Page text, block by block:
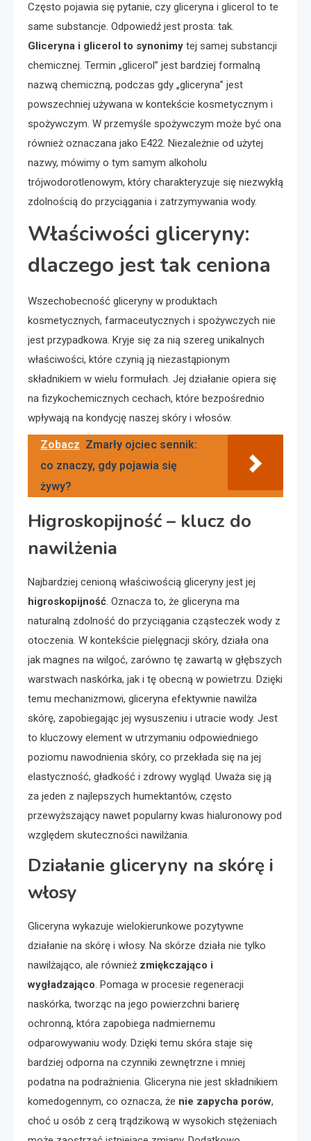
Często pojawia się pytanie, czy gliceryna i glicerol to te
same substancje. Odpowiedź jest prosta: tak.
Gliceryna i glicerol to synonimy tej samej substancji
chemicznej. Termin „glicerol” jest bardziej formalną
nazwą chemiczną, podczas gdy „gliceryna” jest
powszechniej używana w kontekście kosmetycznym i
spożywczym. W przemyśle spożywczym może być ona
również oznaczana jako E422. Niezależnie od użytej
nazwy, mówimy o tym samym alkoholu
trójwodorotlenowym, który charakteryzuje się niezwykłą
zdolnością do przyciągania i zatrzymywania wody.
Właściwości gliceryny:
dlaczego jest tak ceniona
Wszechobecność gliceryny w produktach
kosmetycznych, farmaceutycznych i spożywczych nie
jest przypadkowa. Kryje się za nią szereg unikalnych
właściwości, które czynią ją niezastąpionym
składnikiem w wielu formułach. Jej działanie opiera się
na fizykochemicznych cechach, które bezpośrednio
wpływają na kondycję naszej skóry i włosów.
Zobacz Zmarły ojciec sennik:
co znaczy, gdy pojawia się
żywy?
Higroskopijność – klucz do
nawilżenia
Najbardziej cenioną właściwością gliceryny jest jej
higroskopijność. Oznacza to, że gliceryna ma
naturalną zdolność do przyciągania cząsteczek wody z
otoczenia. W kontekście pielęgnacji skóry, działa ona
jak magnes na wilgoć, zarówno tę zawartą w głębszych
warstwach naskórka, jak i tę obecną w powietrzu. Dzięki
temu mechanizmowi, gliceryna efektywnie nawilża
skórę, zapobiegając jej wysuszeniu i utracie wody. Jest
to kluczowy element w utrzymaniu odpowiedniego
poziomu nawodnienia skóry, co przekłada się na jej
elastyczność, gładkość i zdrowy wygląd. Uważa się ją
za jeden z najlepszych humektantów, często
przewyższający nawet popularny kwas hialuronowy pod
względem skuteczności nawilżania.
Działanie gliceryny na skórę i
włosy
Gliceryna wykazuje wielokierunkowe pozytywne
działanie na skórę i włosy. Na skórze działa nie tylko
nawilżająco, ale również zmiękczająco i
wygładzająco. Pomaga w procesie regeneracji
naskórka, tworząc na jego powierzchni barierę
ochronną, która zapobiega nadmiernemu
odparowywaniu wody. Dzięki temu skóra staje się
bardziej odporna na czynniki zewnętrzne i mniej
podatna na podrażnienia. Gliceryna nie jest składnikiem
komedogennym, co oznacza, że nie zapycha porów,
choć u osób z cerą trądzikową w wysokich stężeniach